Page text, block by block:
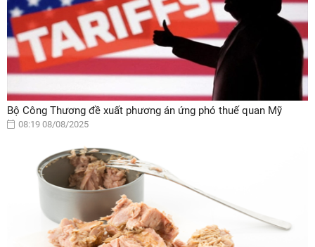
Bộ Công Thương đề xuất phương án ứng phó thuế quan Mỹ
08:19 08/08/2025